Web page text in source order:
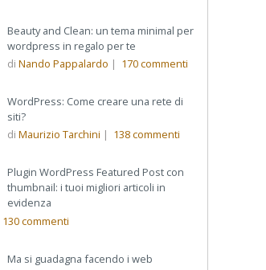
Beauty and Clean: un tema minimal per
wordpress in regalo per te
di Nando Pappalardo | 170commenti
WordPress: Come creare una rete di
siti?
di Maurizio Tarchini | 138commenti
Plugin WordPress Featured Post con
thumbnail: i tuoi migliori articoli in
evidenza
130commenti
Ma si guadagna facendo i web